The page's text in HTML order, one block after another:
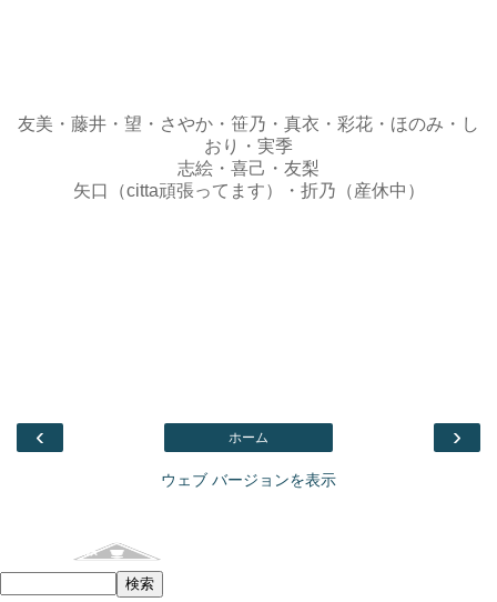
友美・藤井・望・さやか・笹乃・真衣・彩花・ほのみ・し
おり・実季
志絵・喜己・友梨
矢口（citta頑張ってます）・折乃（産休中）
‹ ›
ホーム
ウェブ バージョンを表示
このブログを検索